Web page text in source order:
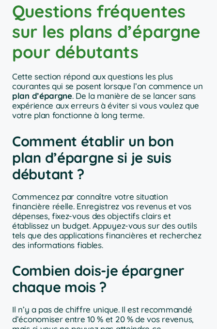
Questions fréquentes
sur les plans d’épargne
pour débutants
Cette section répond aux questions les plus
courantes qui se posent lorsque l’on commence un
plan d’épargne. De la manière de se lancer sans
expérience aux erreurs à éviter si vous voulez que
votre plan fonctionne à long terme.
Comment établir un bon
plan d’épargne si je suis
débutant ?
Commencez par connaître votre situation
financière réelle. Enregistrez vos revenus et vos
dépenses, fixez-vous des objectifs clairs et
établissez un budget. Appuyez-vous sur des outils
tels que des applications financières et recherchez
des informations fiables.
Combien dois-je épargner
chaque mois ?
Il n’y a pas de chiffre unique. Il est recommandé
d’économiser entre 10 % et 20 % de vos revenus,